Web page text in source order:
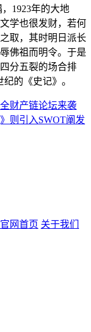
1923年的大地
学也很发财，若何
取，其时明日派长
佛祖而明令。于是
分五裂的场合排
的《史记》。
财产链论坛来袭
》则引入SWOT阐发
网首页 关于我们